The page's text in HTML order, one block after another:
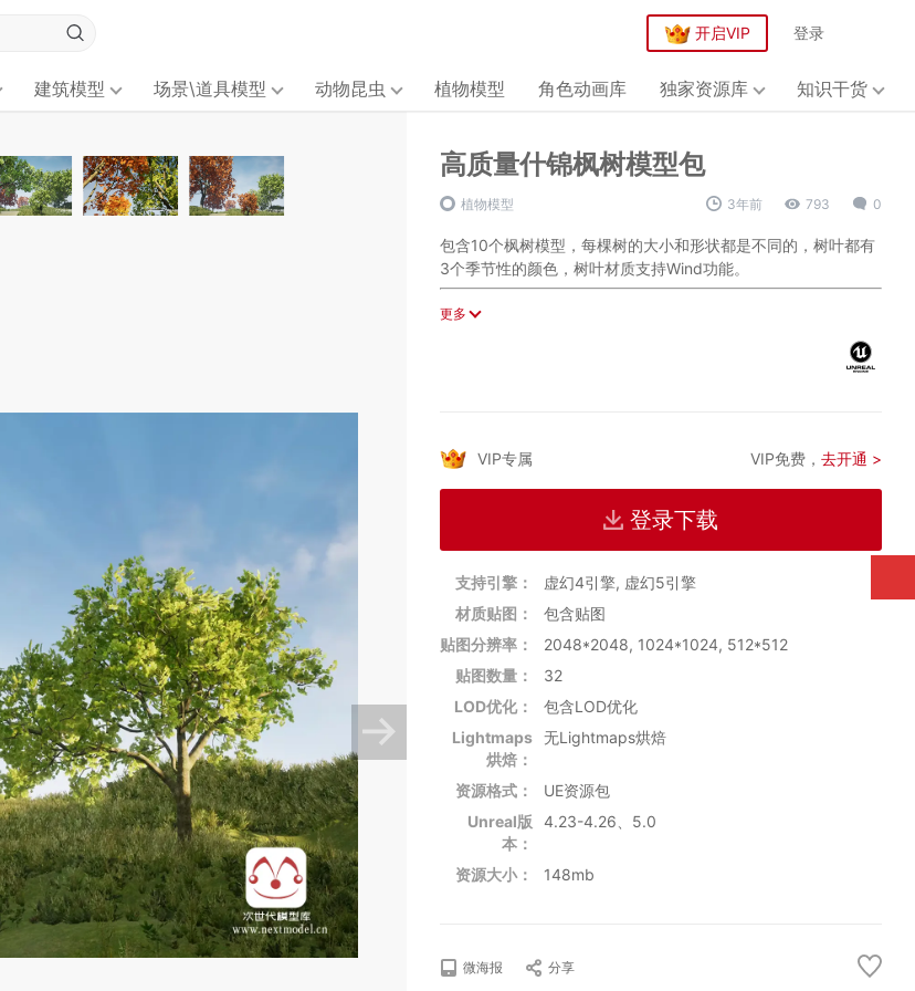
开启VIP 登录
建筑模型 场景\道具模型 动物昆虫 植物模型 角色动画库 独家资源库 知识干货
高质量什锦枫树模型包
植物模型 3年前 793 0
包含10个枫树模型，每棵树的大小和形状都是不同的，树叶都有
3个季节性的颜色，树叶材质支持Wind功能。
技术参数：
纹理数量：32
支持UE版本：4.23 - 4.26, 5.0
更多
VIP专属 VIP免费， 去开通 >
登录下载
支持引擎：
虚幻4引擎, 虚幻5引擎
材质贴图：
包含贴图
贴图分辨率：
2048*2048, 1024*1024, 512*512
贴图数量：
32
LOD优化：
包含LOD优化
Lightmaps
烘焙：
无Lightmaps烘焙
资源格式：
UE资源包
Unreal版
本：
4.23-4.26、5.0
资源大小： 148mb
微海报 分享